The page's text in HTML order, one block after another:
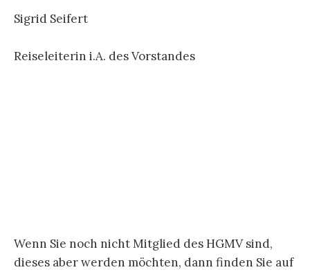
Sigrid Seifert
Reiseleiterin i.A. des Vorstandes
Wenn Sie noch nicht Mitglied des HGMV sind,
dieses aber werden möchten, dann finden Sie auf